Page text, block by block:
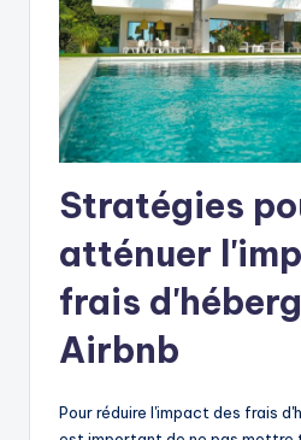
Stratégies
atténuer
frais
Airbnb
Pour réduire l'impact des frais